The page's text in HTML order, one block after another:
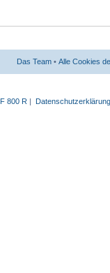
Das Team • Alle Cookies
F 800 R | Datenschutzerklärung